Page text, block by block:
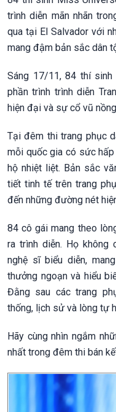
trình diễn mãn nhãn
qua tại El Salvador với
mang đậm bản sắc dân
Sáng 17/11, 84 thí
phần trình trình diễn
hiện đại và sự cổ vũ
Tại đêm thi trang phục
mỗi quốc gia có sức
hộ nhiệt liệt. Bản sắc
tiết tinh tế trên trang
đến những đường nét
84 cô gái mang theo
ra trình diễn. Họ không
nghệ sĩ biểu diễn,
thưởng ngoạn và hiểu
Đằng sau các trang
thống, lịch sử và lòng tự
Hãy cùng nhìn ngắm
nhất trong đêm thi bán